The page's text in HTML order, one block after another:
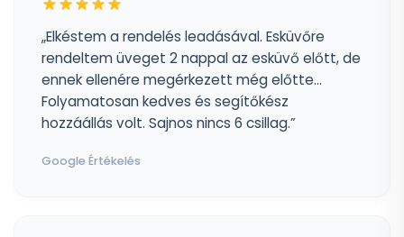
„Elkéstem a rendelés leadásával. Esküvőre
rendeltem üveget 2 nappal az esküvő előtt, de
ennek ellenére megérkezett még előtte...
Folyamatosan kedves és segítőkész
hozzáállás volt. Sajnos nincs 6 csillag.”
Google Értékelés